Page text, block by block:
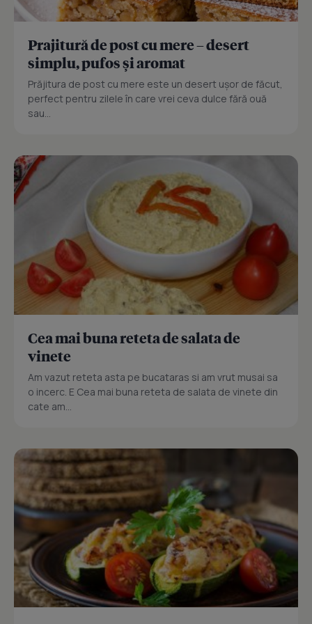
Prajitură de post cu mere – desert
simplu, pufos și aromat
Prăjitura de post cu mere este un desert ușor de făcut,
perfect pentru zilele în care vrei ceva dulce fără ouă
sau...
Cea mai buna reteta de salata de
vinete
Am vazut reteta asta pe bucataras si am vrut musai sa
o incerc. E Cea mai buna reteta de salata de vinete din
cate am...